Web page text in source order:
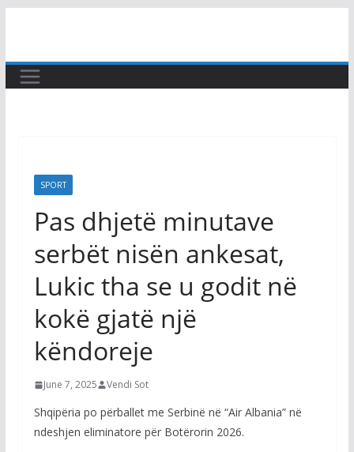
content
SPORT
Pas dhjetë minutave
serbët nisën ankesat,
Lukic tha se u godit në
kokë gjatë një
këndoreje
June 7, 2025 Vendi Sot
Shqipëria po përballet me Serbinë në “Air Albania” në
ndeshjen eliminatore për Botërorin 2026.